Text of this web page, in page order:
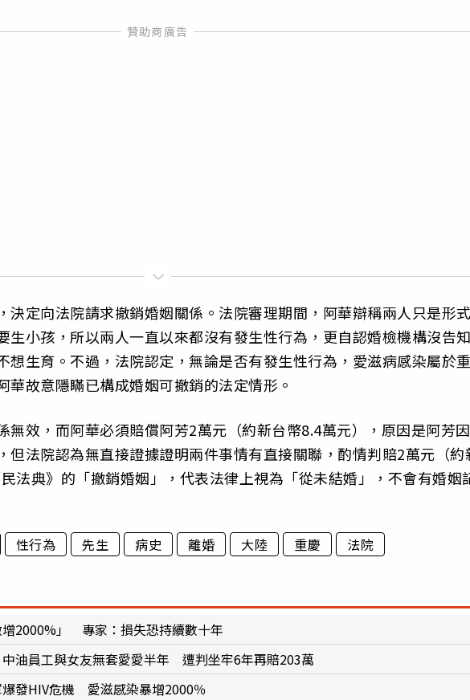
決定向法院請求撤銷婚姻關係。法院審理期間，阿華辯稱兩人只是形式
生小孩，所以兩人一直以來都沒有發生性行為，更自認婚檢機構沒告知
想生育。不過，法院認定，無論是否有發生性行為，愛滋病感染屬於重
華故意隱瞞已構成婚姻可撤銷的法定情形。
無效，而阿華必須賠償阿芳2萬元（約新台幣8.4萬元），原因是阿芳因
但法院認為無直接證據證明兩件事情有直接關聯，酌情判賠2萬元（約
法典》的「撤銷婚姻」，代表法律上視為「從未結婚」，不會有婚姻
性行為 先生 病史 離婚 大陸 重慶 法院
2000%」 專家：損失恐持續數十年
油員工與女友無套愛愛半年 遭判坐牢6年再賠203萬
發HIV危機 愛滋感染暴增2000％